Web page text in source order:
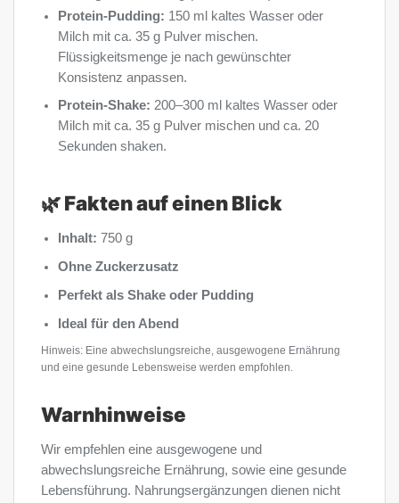
Protein-Pudding: 150 ml kaltes Wasser oder
Milch mit ca. 35 g Pulver mischen.
Flüssigkeitsmenge je nach gewünschter
Konsistenz anpassen.
Protein-Shake: 200–300 ml kaltes Wasser oder
Milch mit ca. 35 g Pulver mischen und ca. 20
Sekunden shaken.
🌿 Fakten auf einen Blick
Inhalt: 750 g
Ohne Zuckerzusatz
Perfekt als Shake oder Pudding
Ideal für den Abend
Hinweis: Eine abwechslungsreiche, ausgewogene Ernährung
und eine gesunde Lebensweise werden empfohlen.
Warnhinweise
Wir empfehlen eine ausgewogene und
abwechslungsreiche Ernährung, sowie eine gesunde
Lebensführung. Nahrungsergänzungen dienen nicht